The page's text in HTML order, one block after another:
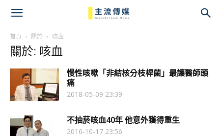
首頁 關於 咳血
關於: 咳血
慢性咳嗽「非結核分枝桿菌」最讓醫師頭
痛
2018-05-09 23:39
不抽菸咳血40年 他意外獲得重生
2016-10-17 23:56